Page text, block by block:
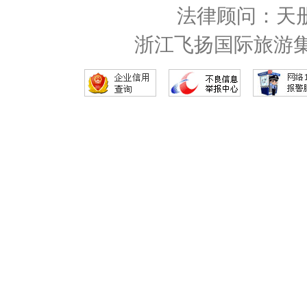
法律顾问：天
浙江飞扬国际旅游